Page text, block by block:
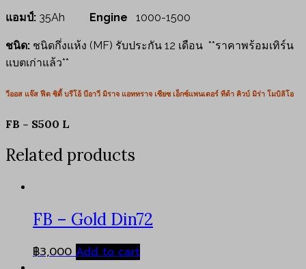
แอมป์: 35Ah Engine 1000-1500
ชนิด: ชนิดกึ่งแห้ง (MF) รับประกัน 12 เดือน **ราคาพร้อมเทิร์น
แบตเก่าแล้ว**
วีออส แจ๊ส ฟีด ซิตี้ บรีโอ้ บีอาวี มิราจ แอททราจ เซียซ เอ็กซ์แพนเดอร์ ทีด้า คิวบ์ มิร่า โมบิลิโอ
FB – S500 L
Related products
FB – Gold Din72
฿3,000 Add to cart